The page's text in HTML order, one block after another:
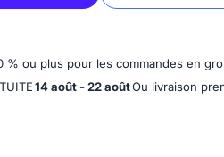
% ou plus pour les commandes en
14 août - 22 aoûtOu livraison